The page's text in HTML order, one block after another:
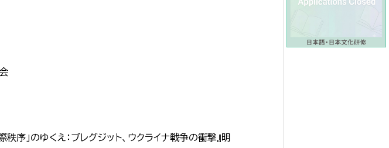
序」のゆくえ：ブレグジット、ウクライナ戦争の衝撃』明